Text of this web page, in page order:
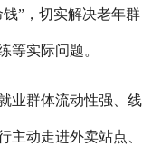
”，切实解决老年群
等实际问题。
业群体流动性强、线
主动走进外卖站点、